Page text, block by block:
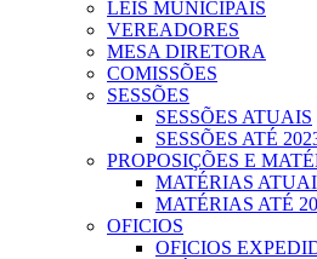
LEIS MUNICIPAIS
VEREADORES
MESA DIRETORA
COMISSÕES
SESSÕES
SESSÕES ATUAIS
SESSÕES ATÉ
PROPOSIÇÕES E
MATÉRIAS
MATÉRIAS ATÉ
OFICIOS
OFICIOS